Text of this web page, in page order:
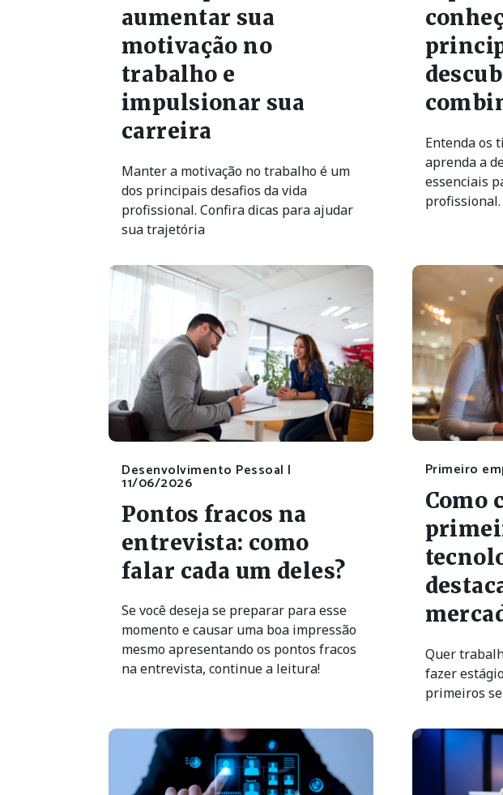
motivação no
trabalho e
impulsionar sua
carreira
Manter a motivação no trabalho é um
profissional. Confira dicas para ajudar
sua trajetória
Entenda os
essenciais
profissional.
Desenvolvimento Pessoal |
11/06/2026
Pontos fracos na
entrevista: como
falar cada um deles?
Se você deseja se preparar para esse
mesmo apresentando os pontos fracos
na entrevista, continue a leitura!
Primeiro
Como
Quer
primeiros